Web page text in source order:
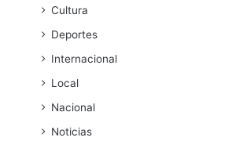
Cultura
Deportes
Internacional
Local
Nacional
Noticias